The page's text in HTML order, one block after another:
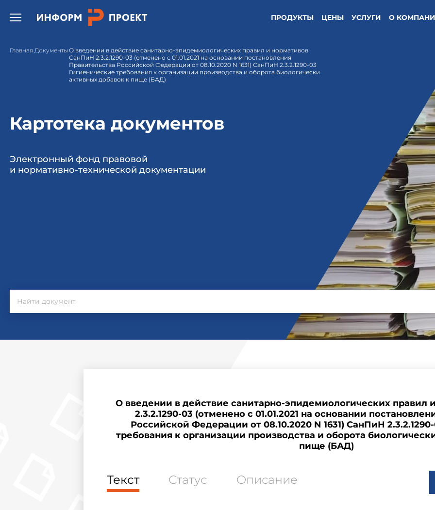
Открыть бургер меню. ПРОДУКТЫ ЦЕНЫ УСЛУГИ О
Главная Документы О введении в действие санитарно-эпидемиологических правил и нормативов
СанПиН 2.3.2.1290-03 (отменено с 01.01.2021 на основании постановления
Правительства Российской Федерации от 08.10.2020 N 1631) СанПиН 2.3.2.1290-03
Гигиенические требования к организации производства и оборота биологически
активных добавок к пище (БАД)
Картотека документов
Электронный фонд правовой
и нормативно-технической документации
О введении в действие санитарно-эпидемиологических правил
2.3.2.1290-03 (отменено с 01.01.2021 на основании
Российской Федерации от 08.10.2020 N 1631) СанПиН
требования к организации производства и оборота
пище (БАД)
Текст Статус Описание